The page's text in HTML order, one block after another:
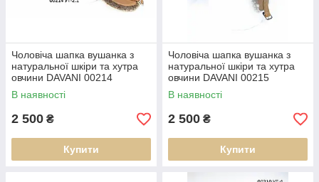
Чоловіча шапка вушанка з
натуральної шкіри та хутра
овчини DAVANI 00214
В наявності
2 500 ₴
Купити
Чоловіча шапка вушанка з
натуральної шкіри та хутра
овчини DAVANI 00215
В наявності
2 500 ₴
Купити